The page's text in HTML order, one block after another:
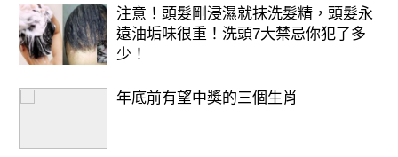
很可能就在你身邊！
注意！頭髮剛浸濕就抹洗髮精，頭髮永
遠油垢味很重！洗頭7大禁忌你犯了多
少！
年底前有望中獎的三個生肖